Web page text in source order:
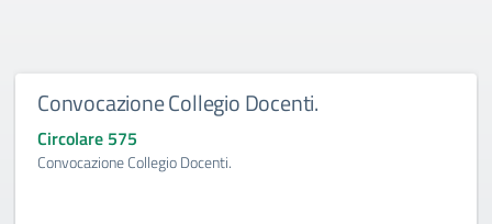
Convocazione Collegio Docenti.
Circolare 575
Convocazione Collegio Docenti.